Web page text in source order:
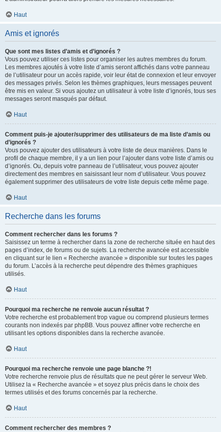
Haut
Amis et ignorés
Que sont mes listes d’amis et d’ignorés ?
Vous pouvez utiliser ces listes pour organiser les autres membres du forum.
Les membres ajoutés à votre liste d’amis seront affichés dans votre panneau
de l’utilisateur pour un accès rapide, voir leur état de connexion et leur envoyer
des messages privés. Selon les thèmes graphiques, leurs messages peuvent
être mis en valeur. Si vous ajoutez un utilisateur à votre liste d’ignorés, tous ses
messages seront masqués par défaut.
Haut
Comment puis-je ajouter/supprimer des utilisateurs de ma liste d’amis ou
d’ignorés ?
Vous pouvez ajouter des utilisateurs à votre liste de deux manières. Dans le
profil de chaque membre, il y a un lien pour l’ajouter dans votre liste d’amis ou
d’ignorés. Ou, depuis votre panneau de l’utilisateur, vous pouvez ajouter
directement des membres en saisissant leur nom d’utilisateur. Vous pouvez
également supprimer des utilisateurs de votre liste depuis cette même page.
Haut
Recherche dans les forums
Comment rechercher dans les forums ?
Saisissez un terme à rechercher dans la zone de recherche située en haut des
pages d’index, de forums ou de sujets. La recherche avancée est accessible
en cliquant sur le lien « Recherche avancée » disponible sur toutes les pages
du forum. L’accès à la recherche peut dépendre des thèmes graphiques
utilisés.
Haut
Pourquoi ma recherche ne renvoie aucun résultat ?
Votre recherche est probablement trop vague ou comprend plusieurs termes
courants non indexés par phpBB. Vous pouvez affiner votre recherche en
utilisant les options disponibles dans la recherche avancée.
Haut
Pourquoi ma recherche renvoie une page blanche ?!
Votre recherche renvoie plus de résultats que ne peut gérer le serveur Web.
Utilisez la « Recherche avancée » et soyez plus précis dans le choix des
termes utilisés et des forums concernés par la recherche.
Haut
Comment rechercher des membres ?